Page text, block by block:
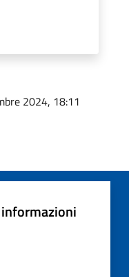
2024, 18:11